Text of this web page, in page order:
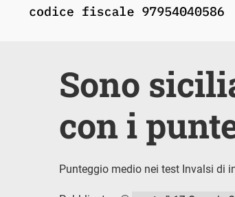
Sono
con i
Punteggio medio nei test Invalsi di